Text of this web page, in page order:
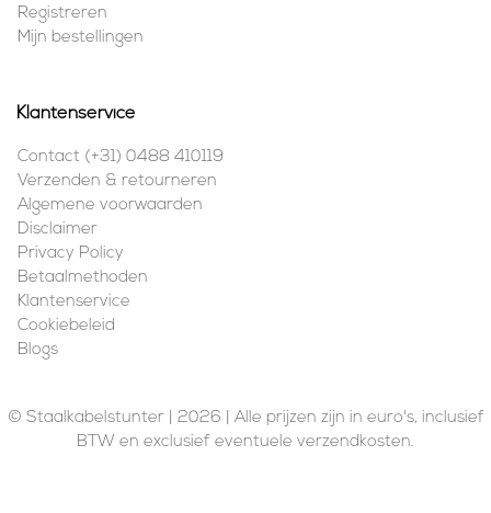
Registreren
Mijn bestellingen
Klantenservice
Contact (+31) 0488 410119
Verzenden & retourneren
Algemene voorwaarden
Disclaimer
Privacy Policy
Betaalmethoden
Klantenservice
Cookiebeleid
Blogs
© Staalkabelstunter | 2026 | Alle prijzen zijn in euro's, inclusief
BTW en exclusief eventuele verzendkosten.